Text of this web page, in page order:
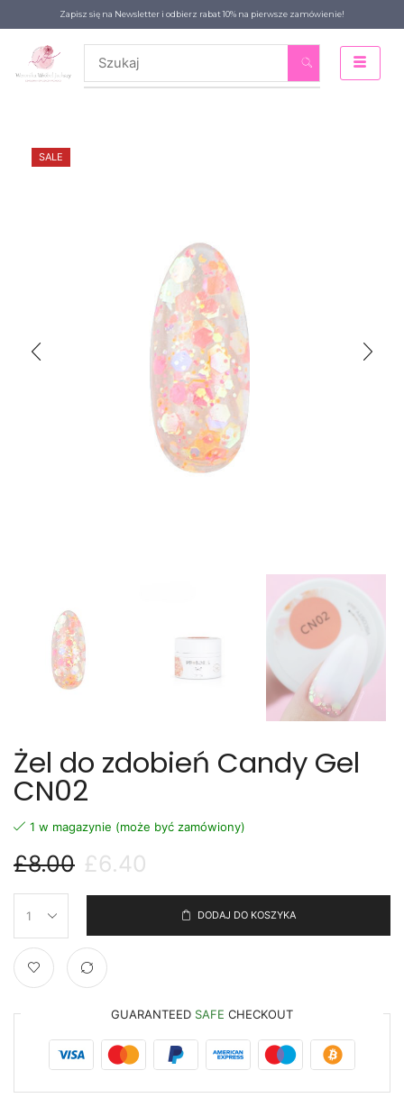
Zapisz się na Newsletter i odbierz rabat 10% na pierwsze zamówienie!
SALE
Żel do zdobień Candy Gel
CN02
1 w magazynie (może być zamówiony)
£8.00 £6.40
DODAJ DO KOSZYKA
GUARANTEED SAFE CHECKOUT